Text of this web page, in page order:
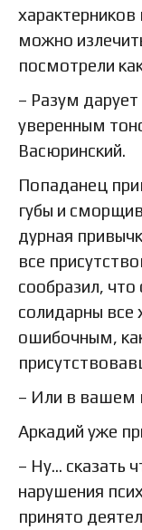
характерников
можно
посмотрели
– Разум дарует
уверенным
Васюринский.
Попаданец
губы и
дурная
все
сообразил,
солидарны все
ошибочным,
– Или в вашем
Аркадий уже
– Ну… сказать
нарушения
принято